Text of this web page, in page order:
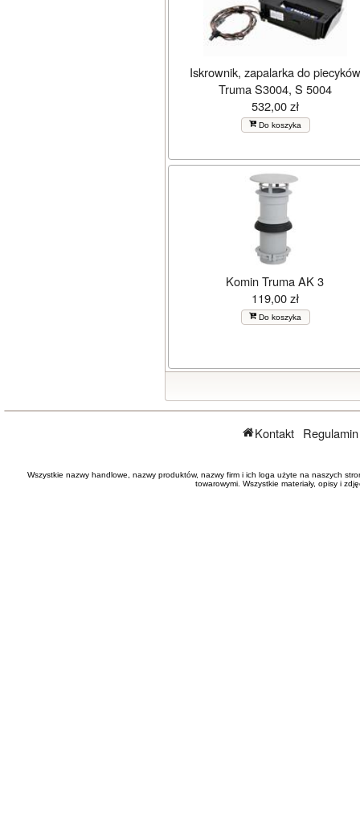
Iskrownik, zapalarka do piecyków
Truma S3004, S 5004
532,00 zł
Do koszyka
Komin Truma AK 3
119,00 zł
Do koszyka
Kontakt
Wszystkie nazwy handlowe, nazwy produktów, nazwy firm i ich loga użyte na naszych
towarowymi. Wszystkie materiały, opisy i